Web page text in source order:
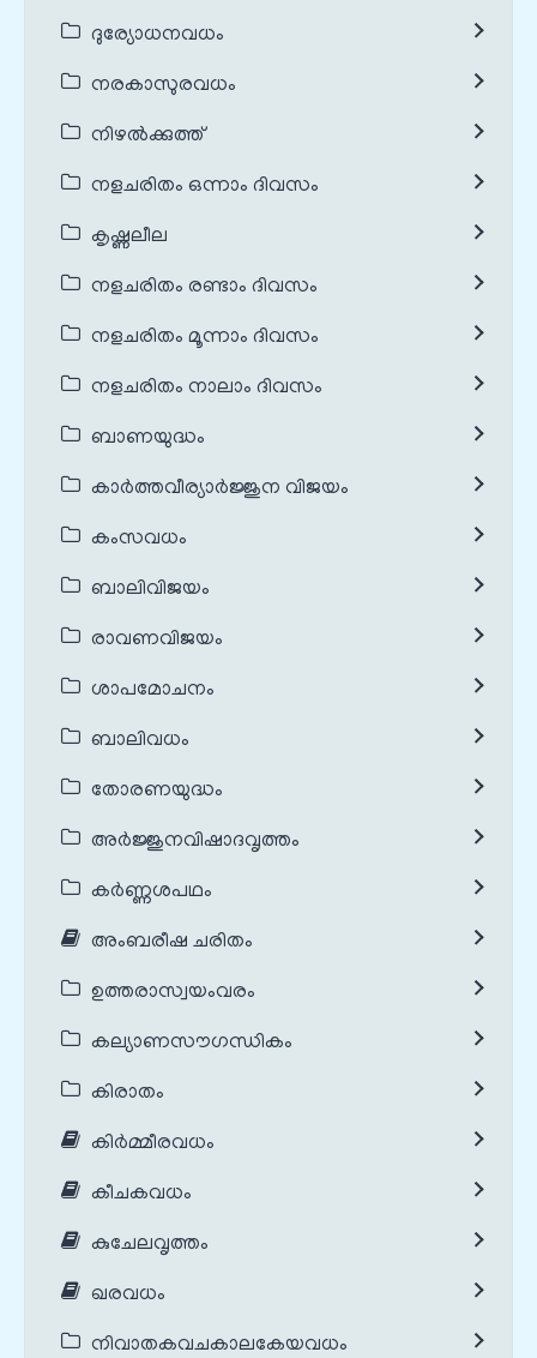
ദുര്യോധനവധം
നരകാസുരവധം
നിഴൽക്കുത്ത്
നളചരിതം ഒന്നാം ദിവസം
കൃഷ്ണലീല
നളചരിതം രണ്ടാം ദിവസം
നളചരിതം മൂന്നാം ദിവസം
നളചരിതം നാലാം ദിവസം
ബാണയുദ്ധം
കാർത്തവീര്യാർജ്ജുന വിജയം
കംസവധം
ബാലിവിജയം
രാവണവിജയം
ശാപമോചനം
ബാലിവധം
തോരണയുദ്ധം
അർജ്ജുനവിഷാദവൃത്തം
കർണ്ണശപഥം
അംബരീഷ ചരിതം
ഉത്തരാസ്വയംവരം
കല്യാണസൗഗന്ധികം
കിരാതം
കിർമ്മീരവധം
കീചകവധം
കുചേലവൃത്തം
ഖരവധം
നിവാതകവചകാലകേയവധം